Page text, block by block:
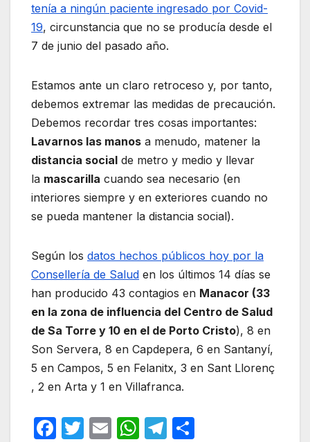
tenía a ningún paciente ingresado por Covid-
19, circunstancia que no se producía desde el
7 de junio del pasado año.
Estamos ante un claro retroceso y, por tanto,
debemos extremar las medidas de precaución.
Debemos recordar tres cosas importantes:
Lavarnos las manos a menudo, matener la
distancia social de metro y medio y llevar
la mascarilla cuando sea necesario (en
interiores siempre y en exteriores cuando no
se pueda mantener la distancia social).
Según los datos hechos públicos hoy por la
Consellería de Salud en los últimos 14 días se
han producido 43 contagios en Manacor (33
en la zona de influencia del Centro de Salud
de Sa Torre y 10 en el de Porto Cristo), 8 en
Son Servera, 8 en Capdepera, 6 en Santanyí,
5 en Campos, 5 en Felanitx, 3 en Sant Llorenç
, 2 en Arta y 1 en Villafranca.
F
T
E
W T